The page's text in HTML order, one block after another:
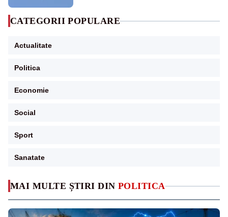
MAI MULTE ȘTIRI DIN POLITICA
CATEGORII POPULARE
Actualitate
Politica
Economie
Social
Sport
Sanatate